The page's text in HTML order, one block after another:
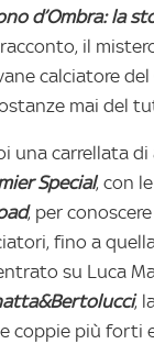
d’Ombra: la
il
calciatore
mai del
una carrellata
Special, con
, per
fino a
su Luca
,
coppie più forti